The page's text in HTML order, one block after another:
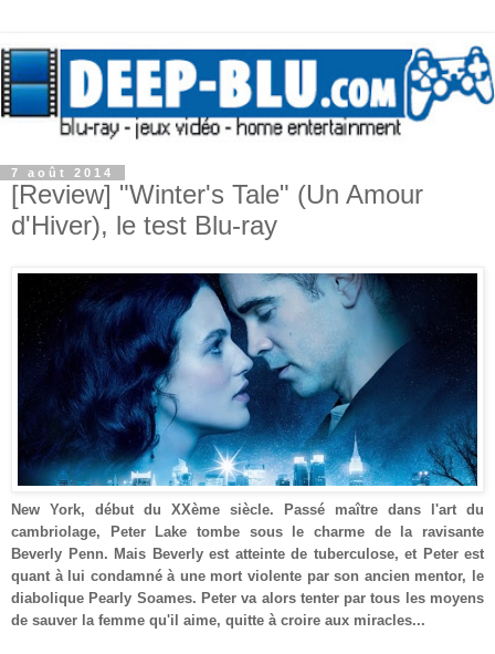
7 août 2014
[Review] "Winter's Tale" (Un Amour
d'Hiver), le test Blu-ray
New York, début du XXème siècle. Passé maître dans l'art du
cambriolage, Peter Lake tombe sous le charme de la ravisante
Beverly Penn. Mais Beverly est atteinte de tuberculose, et Peter est
quant à lui condamné à une mort violente par son ancien mentor, le
diabolique Pearly Soames. Peter va alors tenter par tous les moyens
de sauver la femme qu'il aime, quitte à croire aux miracles...